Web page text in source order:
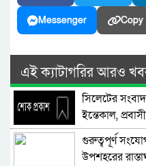
Messenger
এই ক্যাটাগরির আরও
সিলেটের
ইন্তেকাল,
শোক
গুরুত্বপূর্ণ
উপশহরের